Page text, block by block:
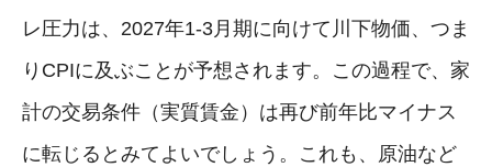
レ圧力は、2027年1-3月期に向けて川下物価、つま
りCPIに及ぶことが予想されます。この過程で、家
計の交易条件（実質賃金）は再び前年比マイナス
に転じるとみてよいでしょう。これも、原油など